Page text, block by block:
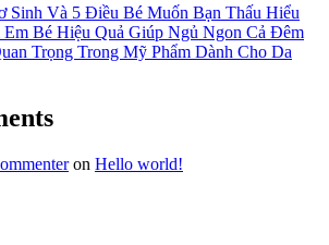
Sinh Và 5 Điều Bé Muốn Bạn Thấu Hiểu
Em Bé Hiệu Quả Giúp Ngủ Ngon Cả Đêm
Trọng Trong Mỹ Phẩm Dành Cho Da
on Hello world!